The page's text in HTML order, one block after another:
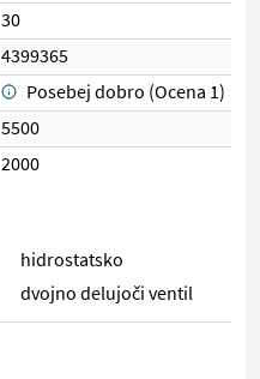
30
4399365
Posebej dobro (Ocena 1)
5500
2000
hidrostatsko
dvojno delujoči ventil